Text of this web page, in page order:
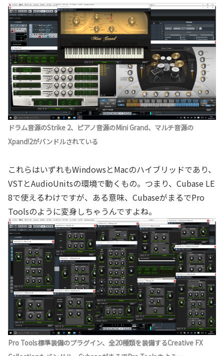
ドラム音源のStrike 2、ピアノ音源のMini Grand、マルチ音源の
Xpand!2がバンドルされている
これらはいずれもWindowsとMacのハイブリッドであり、
VSTとAudioUnitsの環境で動くもの。つまり、Cubase LE
8で使えるわけですが、ある意味、CubaseがまるでPro
Toolsのように変身しちゃうんですよね。
Pro Tools標準装備のプラグイン、全20種類を装備するCreative FX